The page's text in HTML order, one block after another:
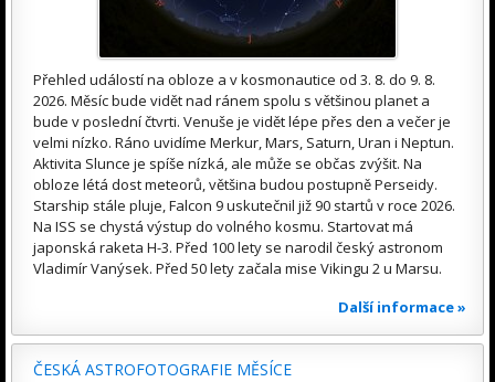
Přehled událostí na obloze a v kosmonautice od 3. 8. do 9. 8.
2026. Měsíc bude vidět nad ránem spolu s většinou planet a
bude v poslední čtvrti. Venuše je vidět lépe přes den a večer je
velmi nízko. Ráno uvidíme Merkur, Mars, Saturn, Uran i Neptun.
Aktivita Slunce je spíše nízká, ale může se občas zvýšit. Na
obloze létá dost meteorů, většina budou postupně Perseidy.
Starship stále pluje, Falcon 9 uskutečnil již 90 startů v roce 2026.
Na ISS se chystá výstup do volného kosmu. Startovat má
japonská raketa H-3. Před 100 lety se narodil český astronom
Vladimír Vanýsek. Před 50 lety začala mise Vikingu 2 u Marsu.
Další informace »
ČESKÁ ASTROFOTOGRAFIE MĚSÍCE